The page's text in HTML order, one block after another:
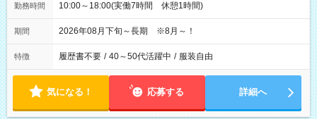
勤務時間 10:00～18:00(実働7時間 休憩1時間)
期間 2026年08月下旬～長期 ※8月～！
特徴 履歴書不要 / 40～50代活躍中 / 服装自由
気になる！ 応募する 詳細へ